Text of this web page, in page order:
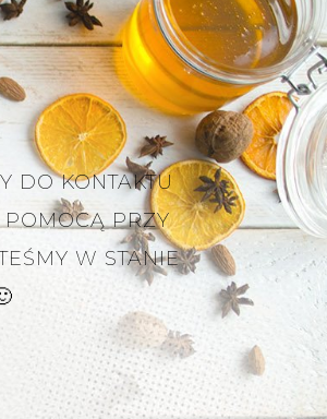
DO KONTAKTU
PRZY
W STANIE